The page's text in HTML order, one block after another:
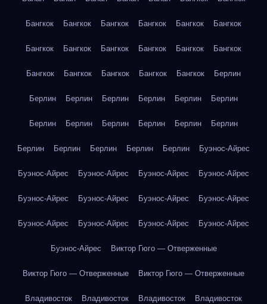
Бангкок Бангкок Бангкок Бангкок Бангкок Бангкок
Бангкок Бангкок Бангкок Бангкок Бангкок Бангкок
Бангкок Бангкок Бангкок Бангкок Бангкок Берлин
Берлин Берлин Берлин Берлин Берлин Берлин
Берлин Берлин Берлин Берлин Берлин Берлин
Берлин Берлин Берлин Берлин Берлин Буэнос-Айрес
Буэнос-Айрес Буэнос-Айрес Буэнос-Айрес Буэнос-Айрес
Буэнос-Айрес Буэнос-Айрес Буэнос-Айрес Буэнос-Айрес
Буэнос-Айрес Буэнос-Айрес Буэнос-Айрес Буэнос-Айрес
Буэнос-Айрес Виктор Гюго — Отверженные
Виктор Гюго — Отверженные Виктор Гюго — Отверженные
Владивосток Владивосток Владивосток Владивосток